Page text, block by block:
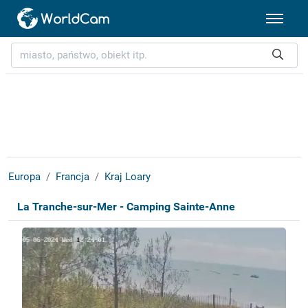
Europa Francja Kraj Loary
La Tranche-sur-Mer - Camping Sainte-Anne